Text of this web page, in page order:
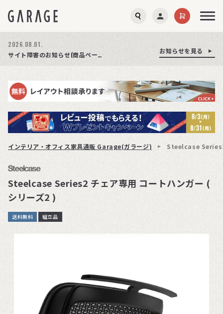
2026.08.03.
お知らせを見る
商品ページ障害復旧のお知らせ お知らせを見る
2026.08.01.
サイト障害のお知らせ(商品ページが正常に表示されない事象発生)
お知らせを見る
インテリア・オフィス家具通販 Garage(ガラージ) Steelcase
Steelcase Series2 チェア専用 コートハンガー (
シリーズ2 )
送料無料 組立品